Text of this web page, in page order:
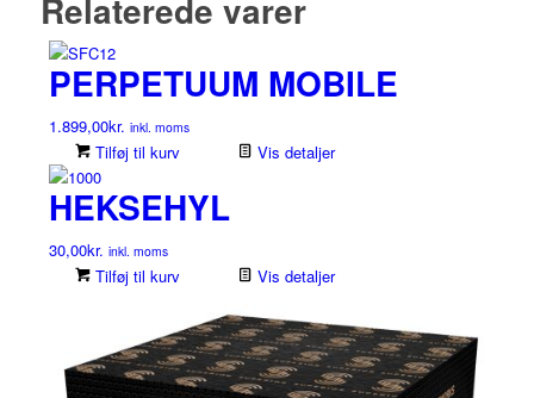
PERPETUUM MOBILE
1.899,00kr. inkl. moms
Tilføj til kurv Vis detaljer
HEKSEHYL
30,00kr. inkl. moms
Tilføj til kurv Vis detaljer